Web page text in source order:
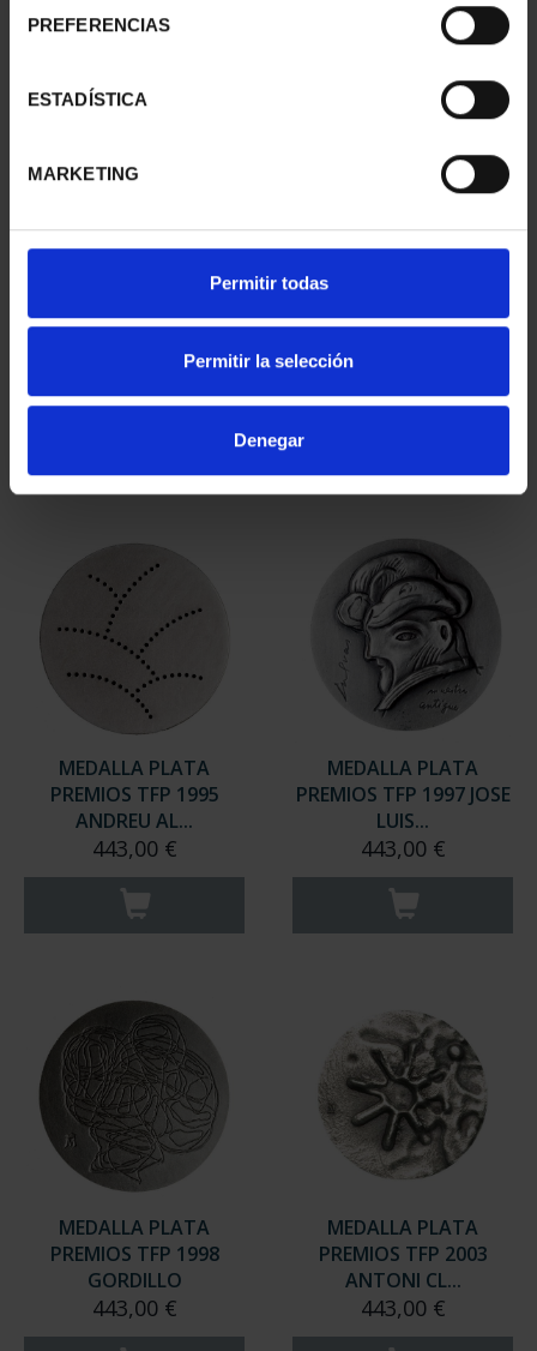
PREFERENCIAS
ESTADÍSTICA
MARKETING
Permitir todas
Permitir la selección
Denegar
PREMIOS TFP 2007 JOSÉ
443,00 €
PREMIOS TFP 2002
443,00 €
MEDALLA PLATA
PREMIOS TFP 1995
ANDREU AL...
443,00 €
MEDALLA PLATA
PREMIOS TFP 1997 JOSE
LUIS...
443,00 €
MEDALLA PLATA
PREMIOS TFP 1998
GORDILLO
443,00 €
MEDALLA PLATA
PREMIOS TFP 2003
ANTONI CL...
443,00 €